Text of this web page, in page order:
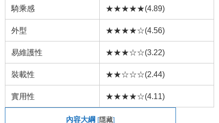
騎乘感 ★★★★★(4.89)
外型 ★★★★☆(4.56)
易維護性 ★★★☆☆(3.22)
裝載性 ★★☆☆☆(2.44)
實用性 ★★★★☆(4.11)
內容大綱 [隱藏]